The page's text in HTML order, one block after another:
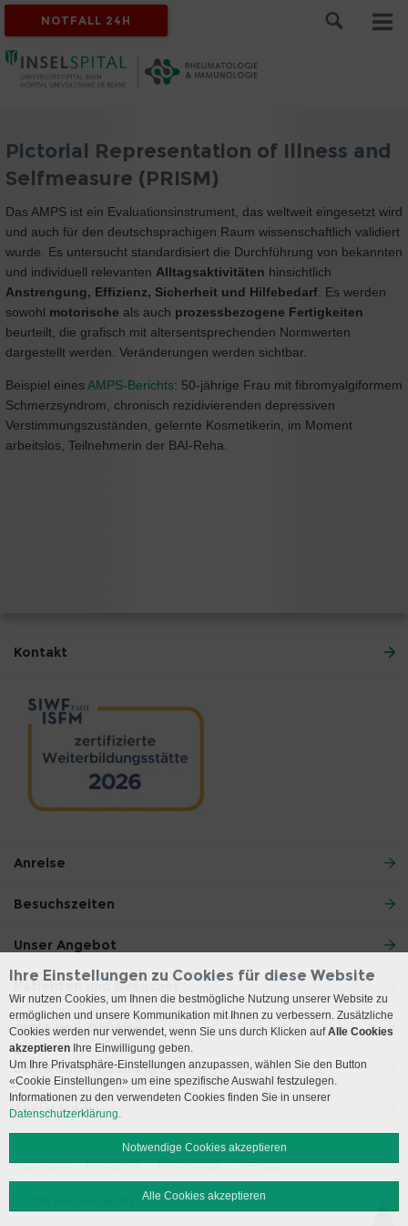
NOTFALL 24H
Pictorial Representation of Illness and
Selfmeasure (PRISM)
Das AMPS ist ein Evaluationsinstrument, das weltweit eingesetzt wird
und auch für den deutschsprachigen Raum wissenschaftlich validiert
wurde. Es untersucht standardisiert die Durchführung von bekannten
und individuell relevanten Alltagsaktivitäten hinsichtlich
Anstrengung, Effizienz, Sicherheit und Hilfebedarf . Es werden
sowohl motorische als auch prozessbezogene Fertigkeiten
beurteilt, die grafisch mit altersentsprechenden Normwerten
dargestellt werden. Veränderungen werden sichtbar.
Beispiel eines AMPS-Berichts: 50-jährige Frau mit fibromyalgiformem
Schmerzsyndrom, chronisch rezidivierenden depressiven
Verstimmungszuständen, gelernte Kosmetikerin, im Moment
arbeitslos, Teilnehmerin der BAI-Reha.
Kontakt
Anreise
Besuchszeiten
Unser Angebot
Patienten und Besucher
Ärzte und Zuweiser
Lehre und Forschung
Social Media
Impressum Disclaimer Datenschutz Sitemap
Ihre Einstellungen zu Cookies für diese Website
Wir nutzen Cookies, um Ihnen die bestmögliche Nutzung unserer Website zu
ermöglichen und unsere Kommunikation mit Ihnen zu verbessern. Zusätzliche
Cookies werden nur verwendet, wenn Sie uns durch Klicken aufAlle Cookies
akzeptieren Ihre Einwilligung geben.
Um Ihre Privatsphäre-Einstellungen anzupassen, wählen Sie den Button
«Cookie Einstellungen» um eine spezifische Auswahl festzulegen.
Informationen zu den verwendeten Cookies finden Sie in unserer
Datenschutzerklärung.
Notwendige Cookies akzeptieren
Alle Cookies akzeptieren